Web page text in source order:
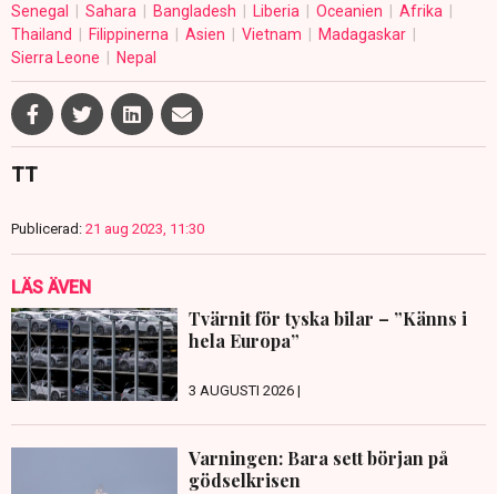
Senegal
Sahara Bangladesh Liberia Oceanien
Afrika
Thailand
Filippinerna Asien Vietnam
Madagaskar
Sierra Leone
Nepal
TT
Publicerad: 21 aug 2023, 11:30
LÄS ÄVEN
Tvärnit för tyska bilar – ”Känns i
hela Europa”
3 AUGUSTI 2026 |
Varningen: Bara sett början på
gödselkrisen